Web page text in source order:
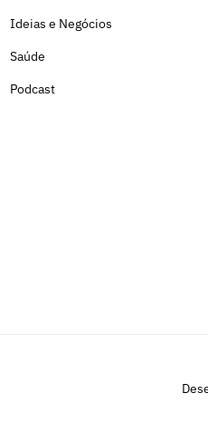
Ideias e Negócios
Saúde
Podcast